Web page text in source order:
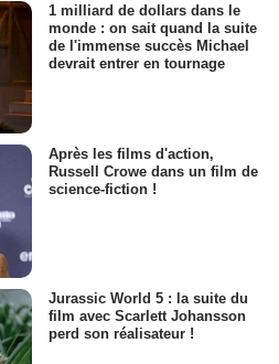
1 milliard de dollars dans le
monde : on sait quand la suite
de l'immense succès Michael
devrait entrer en tournage
Après les films d'action,
Russell Crowe dans un film de
science-fiction !
Jurassic World 5 : la suite du
film avec Scarlett Johansson
perd son réalisateur !